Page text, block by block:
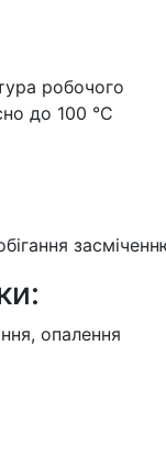
робочого
до 100 °С
опалення